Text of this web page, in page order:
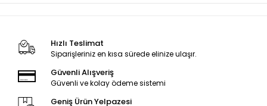
Hızlı Teslimat
Siparişleriniz en kısa sürede elinize ulaşır.
Güvenli Alışveriş
Güvenli ve kolay ödeme sistemi
Geniş Ürün Yelpazesi